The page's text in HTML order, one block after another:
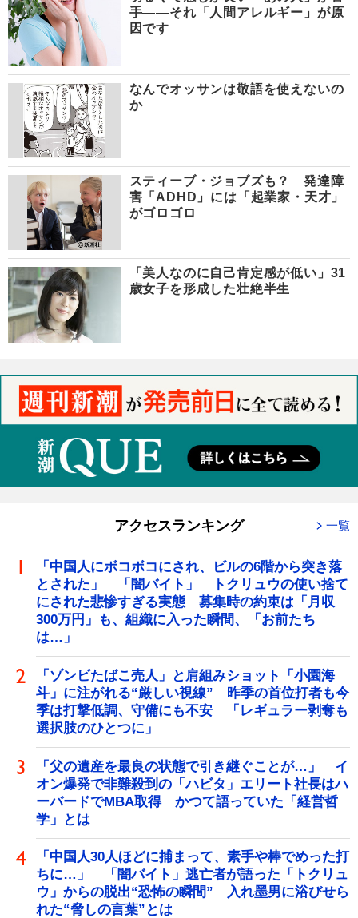
手――それ「人間アレルギー」が原
因です
なんでオッサンは敬語を使えないの
か
スティーブ・ジョブズも？ 発達障
害「ADHD」には「起業家・天才」
がゴロゴロ
「美人なのに自己肯定感が低い」31
歳女子を形成した壮絶半生
アクセスランキング 一覧
「中国人にボコボコにされ、ビルの6階から突き落
とされた」 「闇バイト」 トクリュウの使い捨て
にされた悲惨すぎる実態 募集時の約束は「月収
300万円」も、組織に入った瞬間、「お前たち
は…」
「ゾンビたばこ売人」と肩組みショット「小園海
斗」に注がれる“厳しい視線” 昨季の首位打者も今
季は打撃低調、守備にも不安 「レギュラー剥奪も
選択肢のひとつに」
「父の遺産を最良の状態で引き継ぐことが…」 イ
オン爆発で非難殺到の「ハビタ」エリート社長はハ
ーバードでMBA取得 かつて語っていた「経営哲
学」とは
「中国人30人ほどに捕まって、素手や棒でめった打
ちに…」 「闇バイト」逃亡者が語った「トクリュ
ウ」からの脱出“恐怖の瞬間” 入れ墨男に浴びせら
れた“脅しの言葉”とは